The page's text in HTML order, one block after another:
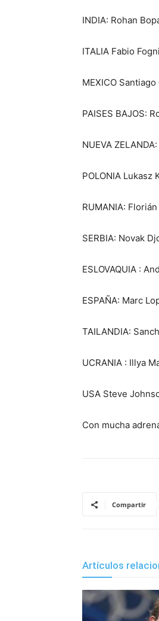
INDIA: Rohan
ITALIA Fabio
MEXICO
PAISES BAJOS:
NUEVA
POLONIA Lukasz
RUMANIA:
SERBIA: Novak
ESLOVAQUIA :
ESPAÑA: Marc
TAILANDIA:
UCRANIA : Illya
USA Steve
Con mucha
Compartir
Artículos